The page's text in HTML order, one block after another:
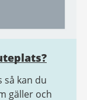
så kan du
gäller och